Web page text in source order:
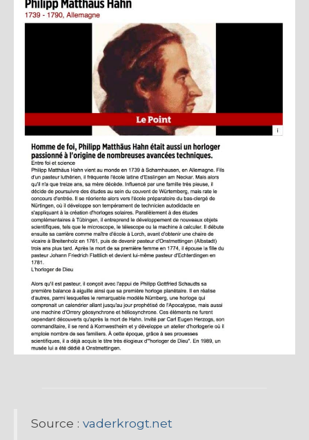
Source : vaderkrogt.net